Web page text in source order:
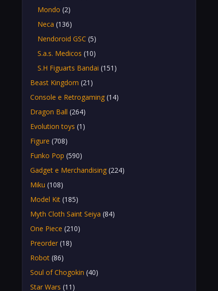
Mondo (2)
Neca (136)
Nendoroid GSC (5)
S.a.s. Medicos (10)
S.H Figuarts Bandai (151)
Beast Kingdom (21)
Console e Retrogaming (14)
Dragon Ball (264)
Evolution toys (1)
Figure (708)
Funko Pop (590)
Gadget e Merchandising (224)
Miku (108)
Model Kit (185)
Myth Cloth Saint Seiya (84)
One Piece (210)
Preorder (18)
Robot (86)
Soul of Chogokin (40)
Star Wars (11)